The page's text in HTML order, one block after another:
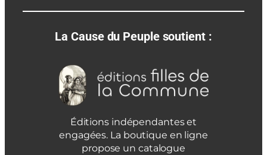
La Cause du Peuple soutient :
Éditions indépendantes et
engagées. La boutique en ligne
propose un catalogue